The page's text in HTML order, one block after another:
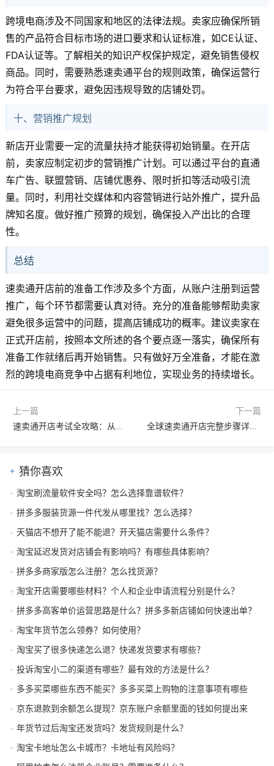
跨境电商涉及不同国家和地区的法律法规。卖家应确保所销
售的产品符合目标市场的进口要求和认证标准，如CE认证、
FDA认证等。了解相关的知识产权保护规定，避免销售侵权
商品。同时，需要熟悉速卖通平台的规则政策，确保运营行
为符合平台要求，避免因违规导致的店铺处罚。
十、营销推广规划
新店开业需要一定的流量扶持才能获得初始销量。在开店
前，卖家应制定初步的营销推广计划。可以通过平台的直通
车广告、联盟营销、店铺优惠券、限时折扣等活动吸引流
量。同时，利用社交媒体和内容营销进行站外推广，提升品
牌知名度。做好推广预算的规划，确保投入产出比的合理
性。
总结
速卖通开店前的准备工作涉及多个方面，从账户注册到运营
推广，每个环节都需要认真对待。充分的准备能够帮助卖家
避免很多运营中的问题，提高店铺成功的概率。建议卖家在
正式开店前，按照本文所述的各个要点逐一落实，确保所有
准备工作就绪后再开始销售。只有做好万全准备，才能在激
烈的跨境电商竞争中占据有利地位，实现业务的持续增长。
上一篇
速卖通开店考试全攻略：从考试内容、准备方法到常见问题解答
下一篇
全球速卖通开店完整步骤详解：从注册到运营的跨境电商入门指南
猜你喜欢
淘宝刷流量软件安全吗？怎么选择靠谱软件？
拼多多服装货源一件代发从哪里找？怎么选择？
天猫店不想开了能不能退？开天猫店需要什么条件？
淘宝延迟发货对店铺会有影响吗？有哪些具体影响？
拼多多商家版怎么注册？怎么找货源？
淘宝开店需要哪些材料？个人和企业申请流程分别是什么？
拼多多高客单价运营思路是什么？拼多多新店铺如何快速出单？
淘宝年货节怎么领券？如何使用？
淘宝买了很多快递怎么退？快递发货要求有哪些？
投诉淘宝小二的渠道有哪些？最有效的方法是什么？
多多买菜哪些东西不能买？多多买菜上购物的注意事项有哪些
京东退款到余额怎么提现？京东账户余额里面的钱如何提出来
年货节过后淘宝还发货吗？发货规则是什么？
淘宝卡地址怎么卡城市？卡地址有风险吗？